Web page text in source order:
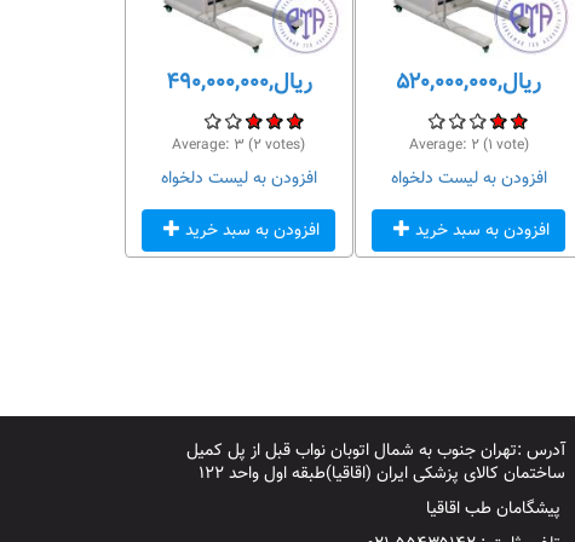
ریال,۴۹۰,۰۰۰,۰۰۰
Average: ۳ (۲votes)
افزودن به لیست دلخواه
افزودن به سبد خرید
ریال,۵۲۰,۰۰۰,۰۰۰
Average: ۲(۱ vote)
افزودن به لیست دلخواه
افزودن به سبد خرید
آدرس :تهران جنوب به شمال اتوبان نواب قبل از پل کمیل
ساختمان کالای پزشکی ایران (اقاقیا)طبقه اول واحد ۱۲۲
پیشگامان طب اقاقیا